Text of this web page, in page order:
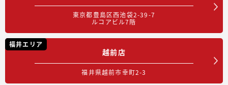
東京都豊島区西池袋2-39-7
ルコアビル7階
福井エリア
越前店
福井県越前市幸町2-3